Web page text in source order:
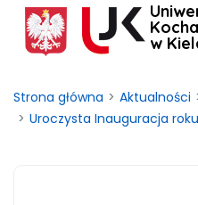
w
Strona główna Aktualności
Uroczysta Inauguracja